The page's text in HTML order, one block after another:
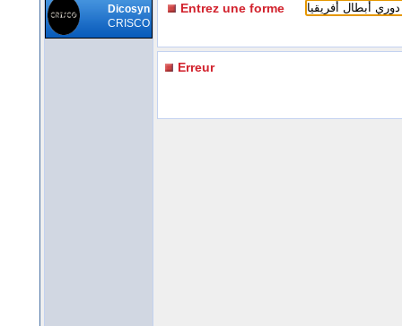
Dicosyn
CRISCO
Entrez une forme
Erreur